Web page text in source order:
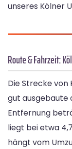
unseres Kölner
Route & Fahrzeit:
Die Strecke von
gut ausgebaute
Entfernung
liegt bei etwa
hängt vom